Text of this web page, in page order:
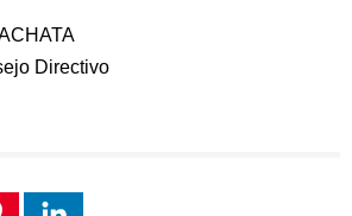
Directivo